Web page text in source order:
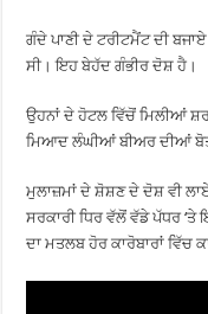
ਗੰਦੇ ਪਾਣੀ ਦੇ ਟਰੀਟਮੈਂਟ ਦੀ ਬਜਾਏ
ਸੀ। ਇਹ ਬੇਹੱਦ ਗੰਭੀਰ ਦੋਸ਼ ਹੈ।
ਉਹਨਾਂ ਦੇ ਹੋਟਲ ਵਿੱਚੋਂ ਮਿਲੀਆਂ
ਮਿਆਦ ਲੰਘੀਆਂ ਬੀਅਰ ਦੀਆਂ
ਮੁਲਾਜ਼ਮਾਂ ਦੇ ਸ਼ੋਸ਼ਣ ਦੇ ਦੋਸ਼ ਵੀ
ਸਰਕਾਰੀ ਧਿਰ ਵੱਲੋਂ ਵੱਡੇ ਪੱਧਰ ‘ਤੇ
ਦਾ ਮਤਲਬ ਹੋਰ ਕਾਰੋਬਾਰਾਂ ਵਿੱਚ